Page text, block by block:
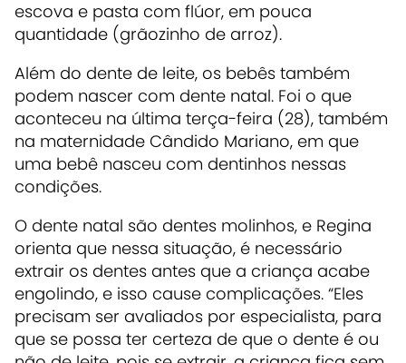
escova e pasta com flúor, em pouca
quantidade (grãozinho de arroz).
Além do dente de leite, os bebês também
podem nascer com dente natal. Foi o que
aconteceu na última terça-feira (28), também
na maternidade Cândido Mariano, em que
uma bebê nasceu com dentinhos nessas
condições.
O dente natal são dentes molinhos, e Regina
orienta que nessa situação, é necessário
extrair os dentes antes que a criança acabe
engolindo, e isso cause complicações. “Eles
precisam ser avaliados por especialista, para
que se possa ter certeza de que o dente é ou